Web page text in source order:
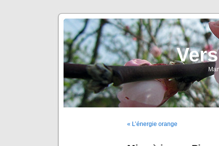
« L’énergie orange